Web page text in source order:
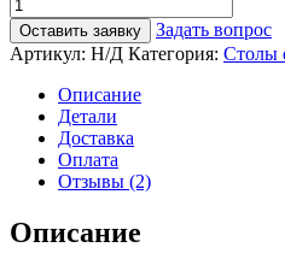
Оставить заявку
Задать вопрос
Артикул: Н/Д Категория: Столы
Описание
Детали
Доставка
Оплата
Отзывы (2)
Описание